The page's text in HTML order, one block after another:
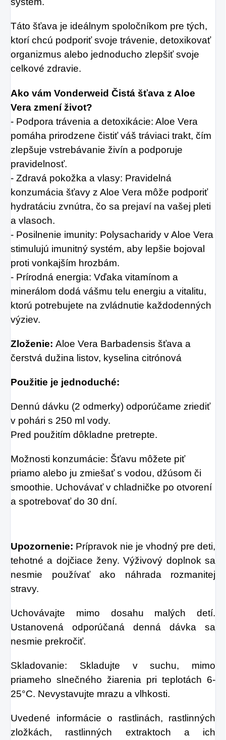
Táto šťava je ideálnym spoločníkom pre tých,
ktorí chcú podporiť svoje trávenie, detoxikovať
organizmus alebo jednoducho zlepšiť svoje
celkové zdravie.
Ako vám Vonderweid Čistá šťava z Aloe
Vera zmení život?
- Podpora trávenia a detoxikácie: Aloe Vera
pomáha prirodzene čistiť váš tráviaci trakt, čím
zlepšuje vstrebávanie živín a podporuje
pravidelnosť.
- Zdravá pokožka a vlasy: Pravidelná
konzumácia šťavy z Aloe Vera môže podporiť
hydratáciu zvnútra, čo sa prejaví na vašej pleti
a vlasoch.
- Posilnenie imunity: Polysacharidy v Aloe Vera
stimulujú imunitný systém, aby lepšie bojoval
proti vonkajším hrozbám.
- Prírodná energia: Vďaka vitamínom a
minerálom dodá vášmu telu energiu a vitalitu,
ktorú potrebujete na zvládnutie každodenných
výziev.
Zloženie: Aloe Vera Barbadensis šťava a
čerstvá dužina listov, kyselina citrónová
Použitie je jednoduché:
Dennú dávku (2 odmerky) odporúčame zriediť
v pohári s 250 ml vody.
Pred použitím dôkladne pretrepte.
Možnosti konzumácie: Šťavu môžete piť
priamo alebo ju zmiešať s vodou, džúsom či
smoothie. Uchovávať v chladničke po otvorení
a spotrebovať do 30 dní.
Upozornenie: Prípravok nie je vhodný pre deti,
tehotné a dojčiace ženy. Výživový doplnok sa
nesmie používať ako náhrada rozmanitej
stravy.
Uchovávajte mimo dosahu malých detí.
Ustanovená odporúčaná denná dávka sa
nesmie prekročiť.
Skladovanie: Skladujte v suchu, mimo
priameho slnečného žiarenia pri teplotách 6-
25°C. Nevystavujte mrazu a vlhkosti.
Uvedené informácie o rastlinách, rastlinných
zložkách, rastlinných extraktoch a ich